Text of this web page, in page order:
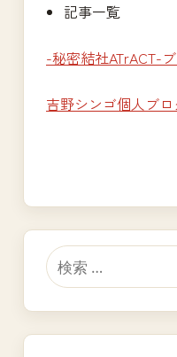
記事一覧
-秘密結社ATrACT-
吉野シンゴ個人ブ